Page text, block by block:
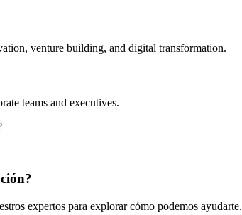
venture building, and digital transformation.
teams and executives.
expertos para explorar cómo podemos ayudarte.